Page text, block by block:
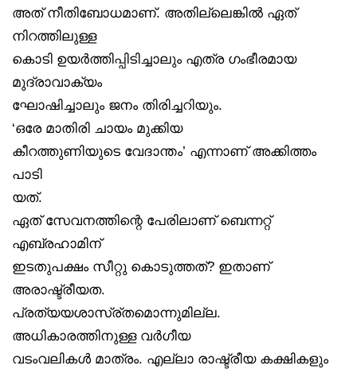
അത് നീതിബോധമാണ്. അതില്ലെങ്കിൽ ഏത്
നിറത്തിലുള്ള
കൊടി ഉയർത്തിപ്പിടിച്ചാലും എത്ര ഗംഭീരമായ
മുദ്രാവാക്യം
ഘോഷിച്ചാലും ജനം തിരിച്ചറിയും.
‘ഒരേ മാതിരി ചായം മുക്കിയ
കീറത്തുണിയുടെ വേദാന്തം’ എന്നാണ് അക്കിത്തം
പാടി
യത്.
ഏത് സേവനത്തിന്റെ പേരിലാണ് ബെന്നറ്റ്
എബ്രഹാമിന്
ഇടതുപക്ഷം സീറ്റു കൊടുത്തത്? ഇതാണ്
അരാഷ്ട്രീയത.
പ്രത്യയശാസ്ര്തമൊന്നുമില്ല.
അധികാരത്തിനുള്ള വർഗീയ
വടംവലികൾ മാത്രം. എല്ലാ രാഷ്ട്രീയ കക്ഷികളും